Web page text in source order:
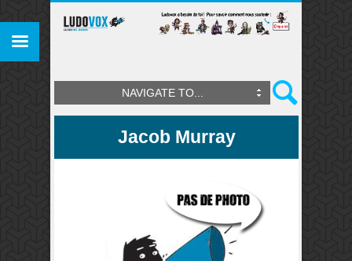
NAVIGATE TO...
Jacob Murray